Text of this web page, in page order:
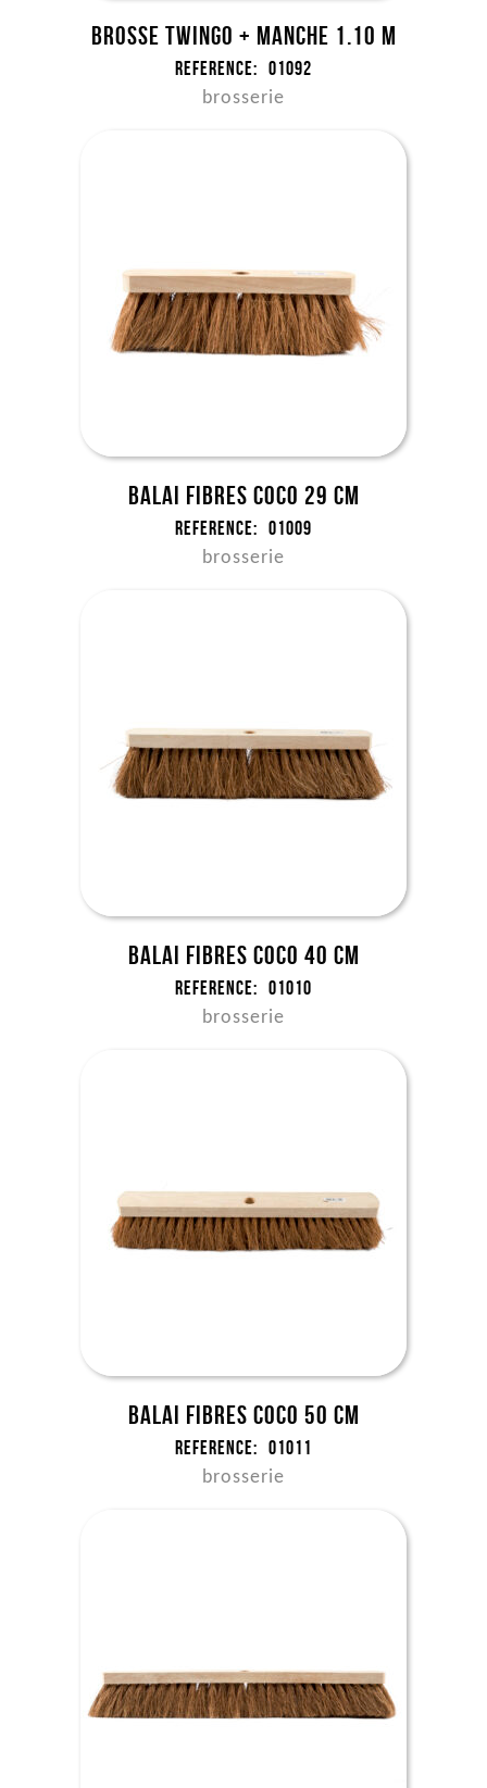
Brosse Twingo + manche 1.10 m
Reference: 01092
brosserie
Balai fibres coco 29 cm
Reference: 01009
brosserie
Balai fibres coco 40 cm
Reference: 01010
brosserie
Balai fibres coco 50 cm
Reference: 01011
brosserie